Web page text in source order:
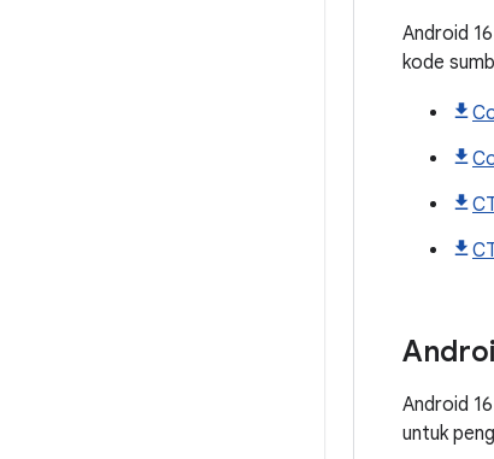
Android
kode
Android
untuk